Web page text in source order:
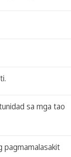
sa mga tao
pagmamalasakit